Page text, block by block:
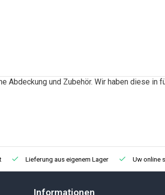
Abdeckung und Zubehör. Wir haben diese in
Lieferung aus eigenem Lager Uw online
Informationen